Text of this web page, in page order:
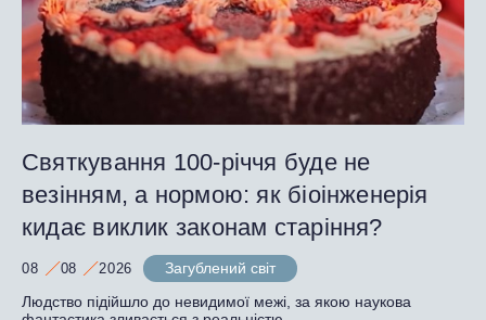
Святкування 100-річчя буде не
везінням, а нормою: як біоінженерія
кидає виклик законам старіння?
08 08 2026
Загублений світ
Людство підійшло до невидимої межі, за якою наукова